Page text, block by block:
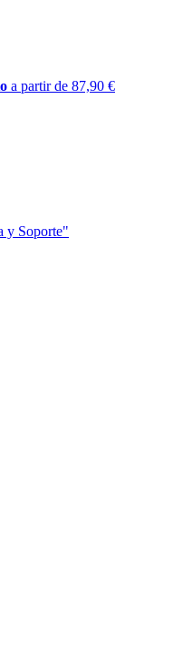
a partir de 87,90 €
y Soporte"